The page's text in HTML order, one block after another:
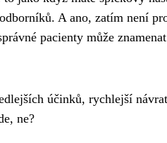
A ano, zatím není
pacienty může
účinků, rychlejší
ne?